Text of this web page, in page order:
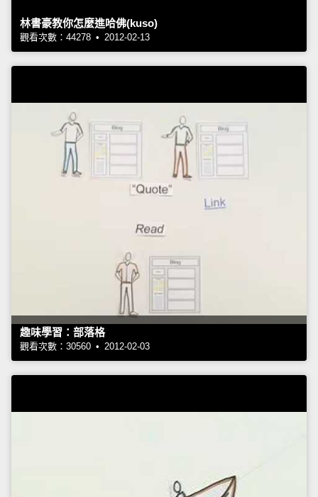
林書豪教你怎麼進哈佛(kuso)
觀看次數：44278 • 2012-02-13
趣味學習：部落格
觀看次數：30560 • 2012-02-03